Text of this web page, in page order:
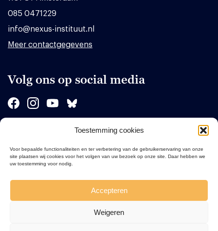
Toestemming cookies
Voor bepaalde functionaliteiten en ter verbetering van de gebruikerservaring van onze
site plaatsen wij cookies voor het volgen van uw bezoek op onze site. Daar hebben we
uw toestemming voor nodig.
Accepteren
Weigeren
085 0471229
info@nexus-instituut.nl
Meer contactgegevens
Volg ons op social media